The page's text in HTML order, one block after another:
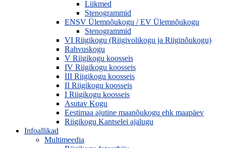
Liikmed
Stenogrammid
ENSV Ülemnõukogu / EV Ülemnõukogu
Stenogrammid
VI Riigikogu (Riigivolikogu ja Riiginõukogu)
Rahvuskogu
V Riigikogu koosseis
IV Riigikogu koosseis
III Riigikogu koosseis
II Riigikogu koosseis
I Riigikogu koosseis
Asutav Kogu
Eestimaa ajutine maanõukogu ehk maapäev
Riigikogu Kantselei ajalugu
Infoallikad
Multimeedia